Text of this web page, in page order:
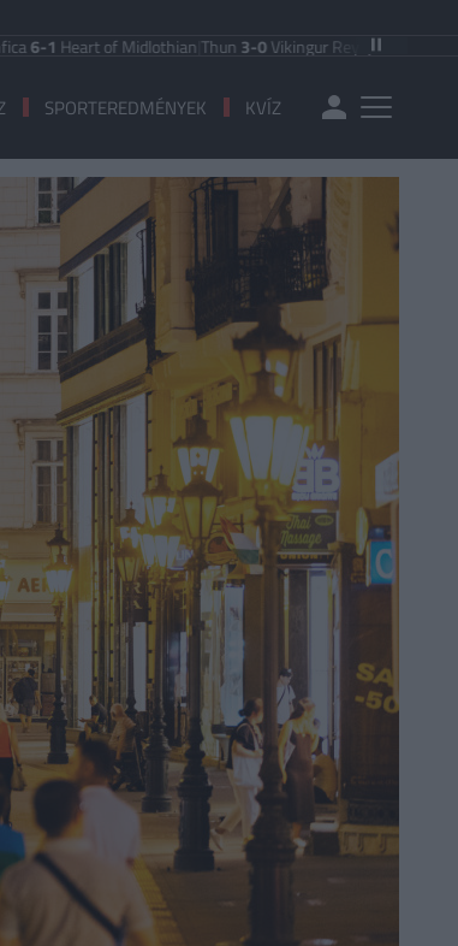
of Midlothian|Thun3-0Vikingur Reykjavik|PAOK Saloniki
SPORTEREDMÉNYEK KVÍZ